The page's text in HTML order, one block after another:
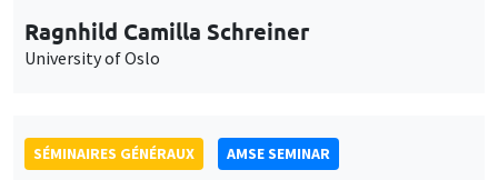
Ragnhild Camilla Schreiner
University of Oslo
SÉMINAIRES GÉNÉRAUX
AMSE SEMINAR